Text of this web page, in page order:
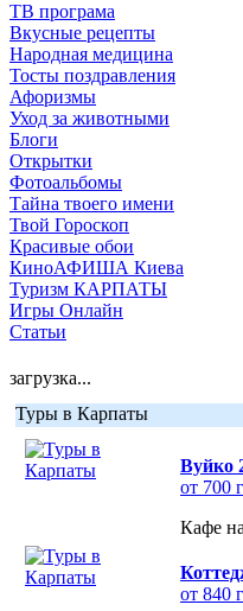
ТВ програма
Вкусные рецепты
Народная медицина
Тосты поздравления
Афоризмы
Уход за животными
Блоги
Открытки
Фотоальбомы
Тайна твоего имени
Твой Гороскоп
Красивые обои
КиноАФИША Киева
Туризм КАРПАТЫ
Игры Онлайн
Статьи
загрузка...
Туры в Карпаты
Вуйко
от 700
Кафе
от 840